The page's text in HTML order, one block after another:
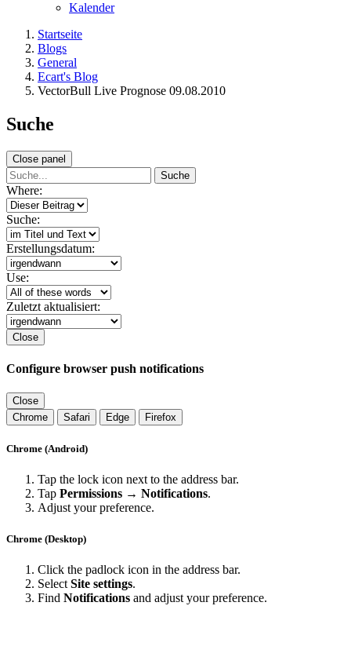
Kalender
Startseite
Blogs
General
Ecart's Blog
VectorBull Live Prognose 09.08.2010
Suche
Close panel
Suche
Where:
Suche:
Erstellungsdatum:
Use:
Zuletzt aktualisiert:
Close
Configure browser push notifications
Close
Chrome
Safari Edge Firefox
Chrome (Android)
Tap the lock icon next to the address bar.
Tap Permissions → Notifications.
Adjust your preference.
Chrome (Desktop)
Click the padlock icon in the address bar.
Select Site settings.
Find Notifications and adjust your preference.